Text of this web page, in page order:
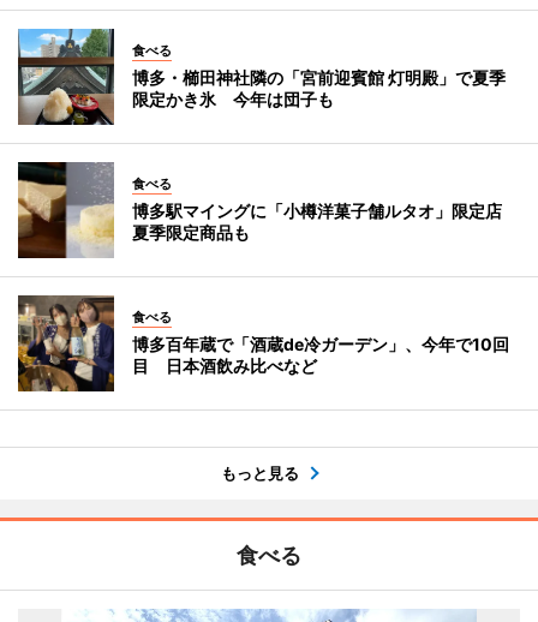
食べる
博多・櫛田神社隣の「宮前迎賓館 灯明殿」で夏季
限定かき氷 今年は団子も
食べる
博多駅マイングに「小樽洋菓子舗ルタオ」限定店
夏季限定商品も
食べる
博多百年蔵で「酒蔵de冷ガーデン」、今年で10回
目 日本酒飲み比べなど
もっと見る
食べる